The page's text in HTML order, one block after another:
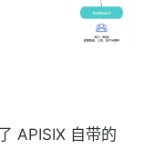
APISIX 自带的